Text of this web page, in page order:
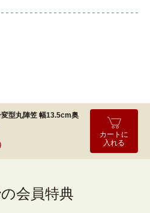
型丸陣笠 幅13.5cm奥
カートに
入れる
会員特典